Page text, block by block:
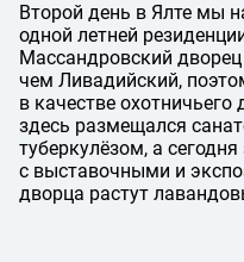
Второй день в Ялте мы
одной летней
Массандровский
чем Ливадийский,
в качестве
здесь размещался
туберкулёзом, а
с выставочными и
дворца растут